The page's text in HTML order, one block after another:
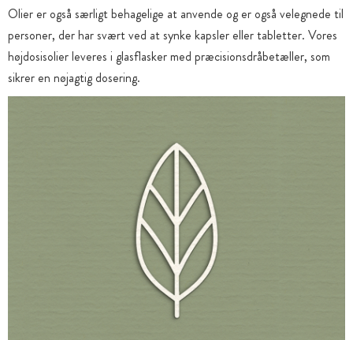
Olier er også særligt behagelige at anvende og er også velegnede til
personer, der har svært ved at synke kapsler eller tabletter. Vores
højdosisolier leveres i glasflasker med præcisionsdråbetæller, som
sikrer en nøjagtig dosering.